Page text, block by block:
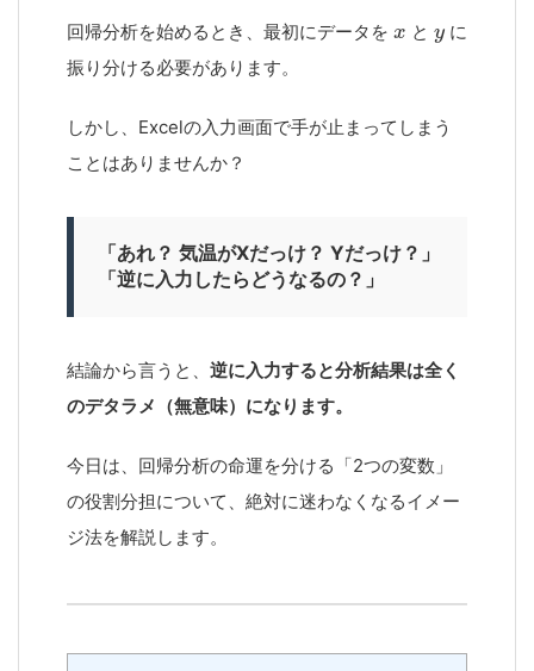
回帰分析を始めるとき、最初にデータを と
に
振り分ける必要があります。
しかし、Excelの入力画面で手が止まってしまう
ことはありませんか？
「あれ？ 気温がXだっけ？ Yだっけ？」
「逆に入力したらどうなるの？」
結論から言うと、 逆に入力すると分析結果は全く
のデタラメ（無意味）になります。
今日は、回帰分析の命運を分ける「2つの変数」
の役割分担について、絶対に迷わなくなるイメー
ジ法を解説します。